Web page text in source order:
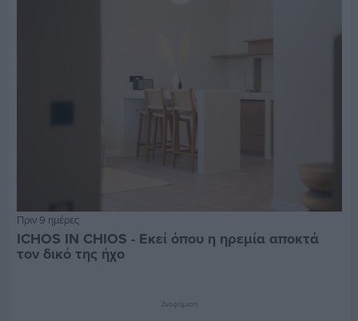
Πριν 9 ημέρες
ICHOS IN CHIOS - Εκεί όπου η ηρεμία αποκτά
τον δικό της ήχο
Διαφήμιση